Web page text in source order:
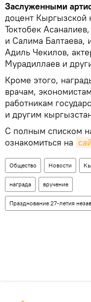
Заслуженными
доцент Кыргызской
Токтобек
и Салима Балтаева,
Адиль Чекилов,
Мурадиллаев и
Кроме этого,
врачам,
работникам
и другим
С полным списком
ознакомиться на
Общество Новости
награда вручение
Празднование 27-летия